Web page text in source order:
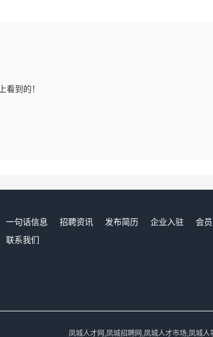
看到的！
一句话信息 招聘资讯 发布简历 企业入驻 会
联系我们
凤城人才网,凤城招聘网,凤城人才市场,凤城人